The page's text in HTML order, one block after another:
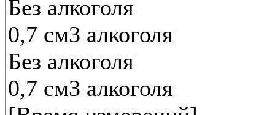
Без алкоголя
0,7 см3 алкоголя
Без алкоголя
0,7 см3 алкоголя